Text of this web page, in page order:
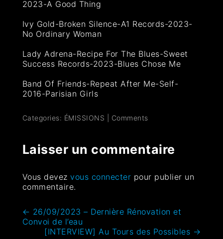
2023-A Good Thing
Ivy Gold-Broken Silence-A1 Records-2023-
No Ordinary Woman
Lady Adrena-Recipe For The Blues-Sweet
Success Records-2023-Blues Chose Me
Band Of Friends-Repeat After Me-Self-
2016-Parisian Girls
Categories: ÉMISSIONS Comments
Laisser un commentaire
Vous devezvous connecter pour publier un
commentaire.
← 26/09/2023 – Dernière Rénovation et
Convoi de l’eau
[INTERVIEW] Au Tours des Possibles →